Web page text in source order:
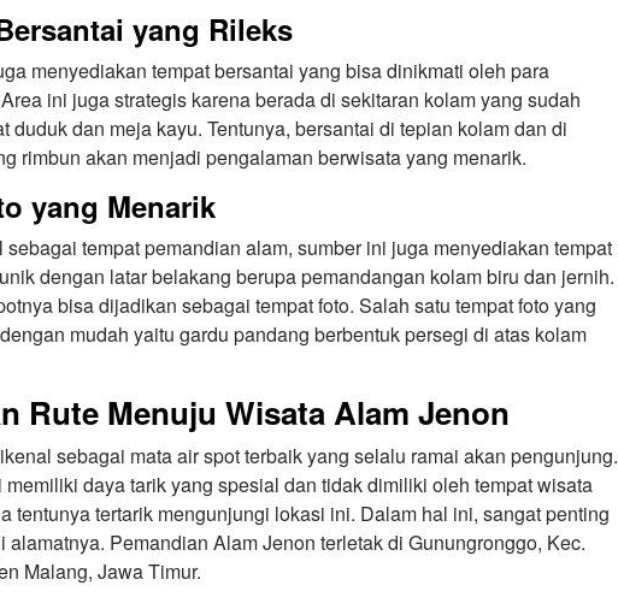
yang Rileks
menyediakan tempat bersantai yang bisa dinikmati oleh para
ini juga strategis karena berada di sekitaran kolam yang sudah
duduk dan meja kayu. Tentunya, bersantai di tepian kolam dan di
rimbun akan menjadi pengalaman berwisata yang menarik.
yang Menarik
tempat pemandian alam, sumber ini juga menyediakan tempat
dengan latar belakang berupa pemandangan kolam biru dan jernih.
bisa dijadikan sebagai tempat foto. Salah satu tempat foto yang
mudah yaitu gardu pandang berbentuk persegi di atas kolam
Rute Menuju Wisata Alam Jenon
sebagai mata air spot terbaik yang selalu ramai akan pengunjung.
memiliki daya tarik yang spesial dan tidak dimiliki oleh tempat wisata
tentunya tertarik mengunjungi lokasi ini. Dalam hal ini, sangat penting
alamatnya. Pemandian Alam Jenon terletak di Gunungronggo, Kec.
Malang, Jawa Timur.